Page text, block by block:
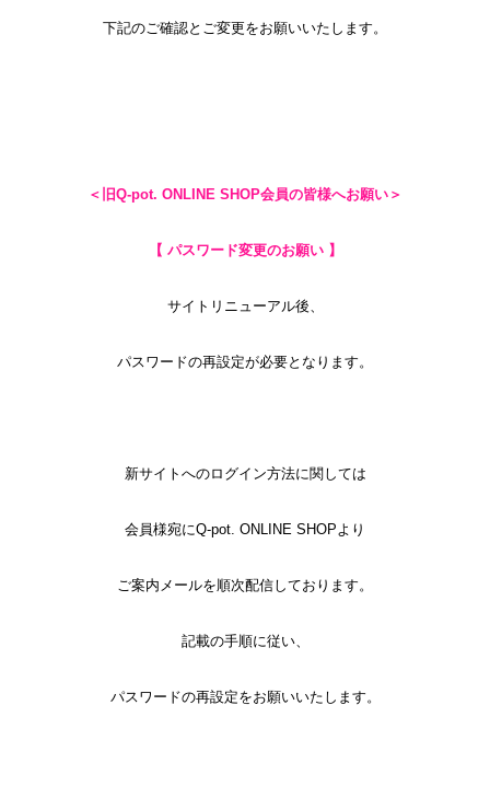
下記のご確認とご変更をお願いいたします。
＜旧Q-pot. ONLINE SHOP会員の皆様へお願い＞
【 パスワード変更のお願い 】
サイトリニューアル後、
パスワードの再設定が必要となります。
新サイトへのログイン方法に関しては
会員様宛にQ-pot. ONLINE SHOPより
ご案内メールを順次配信しております。
記載の手順に従い、
パスワードの再設定をお願いいたします。